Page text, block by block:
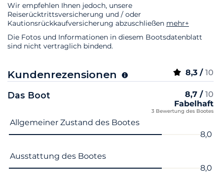
Wir empfehlen Ihnen jedoch, unsere
Reiserücktrittsversicherung und / oder
Kautionsrückkaufversicherung abzuschließen mehr+
Die Fotos und Informationen in diesem Bootsdatenblatt
sind nicht vertraglich bindend.
Kundenrezensionen 8,3 / 10
Das Boot 8,7 / 10
Fabelhaft
3 Bewertung des Bootes
Name des Kriteriums Note
Allgemeiner Zustand des Bootes
8,0
Ausstattung des Bootes
8,0